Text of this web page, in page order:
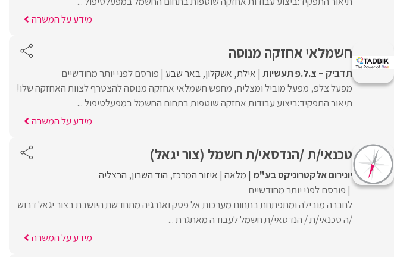
מידע על המשרה
חשמלאי אחזקה מנוסה
תדביק – צ.ל.פ תעשיות אילת אשקלון באר שבע פורסם לפני יותר מחודשיים
מפעל צלפ, מפעל מוביל ומצליח, מחפש חשמלאי אחזקה מנוסה להצטרף לצוות האחזקה שלו!
תיאור התפקיד:ביצוע עבודות אחזקה שוטפות בתחום החשמל במפעלטיפול ...
מידע על המשרה
טכנאי/ת /הנדסאי/ת חשמל (צור יגאל)
יונירום אלקטרוניקס בע"מ מלאה איזור המרכז הוד השרון הרצליה
פורסם לפני יותר מחודשיים
לחברה מובילה ומתפתחת בתחום מערכות אל פסק ואנרגיה מתחדשת היושבת בצור יגאל דרוש
/ה טכנאי/ת / הנדסאי/ת חשמל לעבודה מאתגרת ...
מידע על המשרה